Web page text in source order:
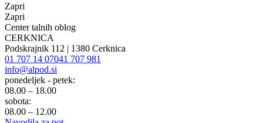
Zapri
Zapri
Center talnih oblog
CERKNICA
Podskrajnik 112 | 1380 Cerknica
01 707 14 07041 707 981
info@alpod.si
ponedeljek - petek:
08.00 – 18.00
sobota:
08.00 – 12.00